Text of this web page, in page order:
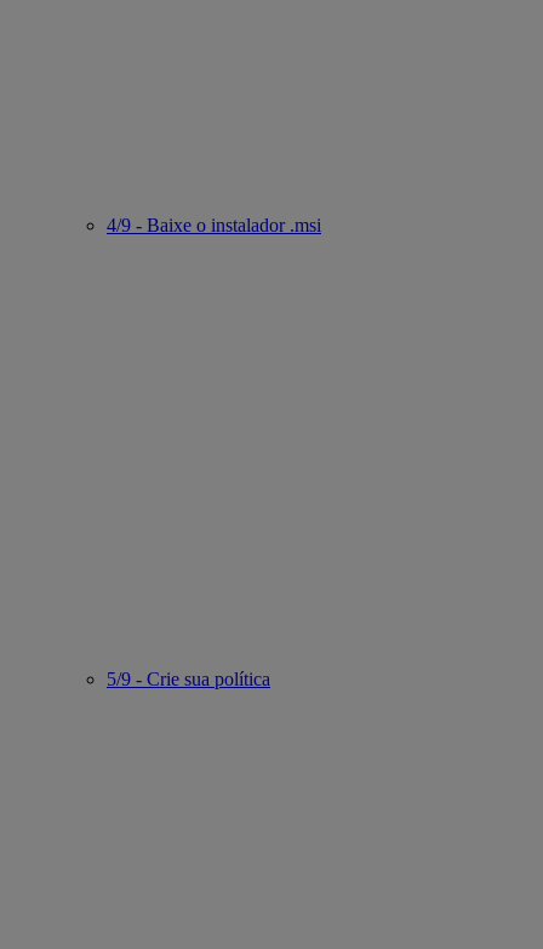
4/9 - Baixe o instalador .msi
5/9 - Crie sua política